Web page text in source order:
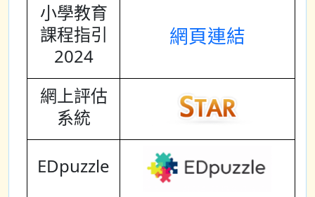
小學教育
課程指引
2024
網頁連結
網上評估
系統
EDpuzzle